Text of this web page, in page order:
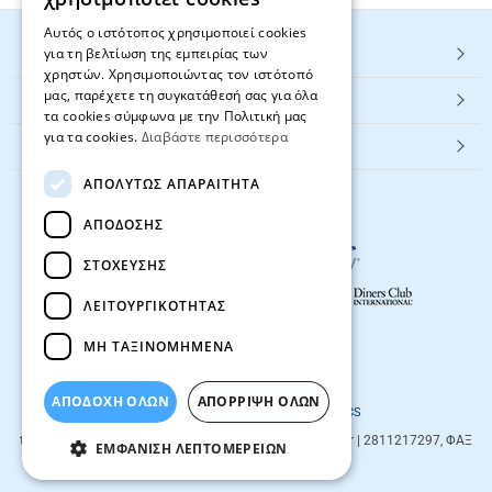
HOT ΚΑΤΗΓΟΡΙΕΣ
ΕΞΥΠΗΡΕΤΗΣΗ ΠΕΛΑΤΩΝ
Textbook.gr
© 2026 textbook.gr All rights reserved
Designed & developed by
NETMECHANICS
textbook.gr
| info@textbook.gr | 2811217297, ΦΑΞ
2810283273
Αυτός ο ιστότοπος χρησιμοποιεί cookies
για τη βελτίωση της εμπειρίας των
χρηστών. Χρησιμοποιώντας τον ιστότοπό
μας, παρέχετε τη συγκατάθεσή σας για όλα
τα cookies σύμφωνα με την Πολιτική μας
για τα cookies. Διαβάστε περισσότερα
ΑΠΟΛΎΤΩΣ ΑΠΑΡΑΊΤΗΤΑ
ΑΠΌΔΟΣΗΣ
ΣΤΌΧΕΥΣΗΣ
ΛΕΙΤΟΥΡΓΙΚΌΤΗΤΑΣ
ΜΗ ΤΑΞΙΝΟΜΗΜΈΝΑ
ΑΠΟΔΟΧΗ ΟΛΩΝ ΑΠΌΡΡΙΨΗ ΌΛΩΝ
ΕΜΦΆΝΙΣΗ ΛΕΠΤΟΜΕΡΕΙΏΝ